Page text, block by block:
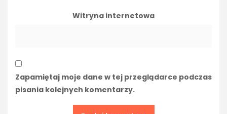
Witryna internetowa
Zapamiętaj moje dane w tej przeglądarce podczas
pisania kolejnych komentarzy.